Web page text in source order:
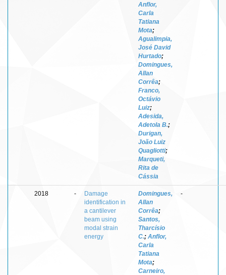
Anflor,
Carla
Tatiana
Mota;
Agualimpia,
José David
Hurtado;
Domingues,
Allan
Corrêa;
Franco,
Octávio
Luiz;
Adesida,
Adetola B.;
Durigan,
João Luiz
Quagliotti;
Marqueti,
Rita de
Cássia
2018 -
Damage
identification in
a cantilever
beam using
modal strain
energy
Domingues,
Allan
Corrêa;
Santos,
Tharcísio
C.; Anflor,
Carla
Tatiana
Mota;
Carneiro,
-